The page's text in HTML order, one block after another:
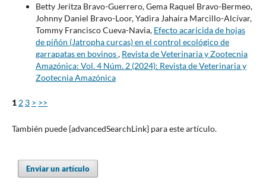
Betty Jeritza Bravo-Guerrero, Gema Raquel Bravo-Bermeo,
Johnny Daniel Bravo-Loor, Yadira Jahaira Marcillo-Alcívar,
Tommy Francisco Cueva-Navia, Efecto acaricida de hojas
de piñón (Jatropha curcas) en el control ecológico de
garrapatas en bovinos, Revista de Veterinaria y Zootecnia
Amazónica: Vol. 4 Núm. 2 (2024): Revista de Veterinaria y
Zootecnia Amazónica
1 2 3 > >>
También puede {advancedSearchLink} para este artículo.
Enviar un artículo